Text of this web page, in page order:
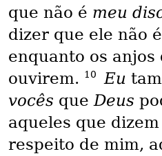
que não é meu
dizer que ele não
enquanto os anjos
ouvirem. 10 Eu
vocês que Deus
aqueles que
respeito de mim,